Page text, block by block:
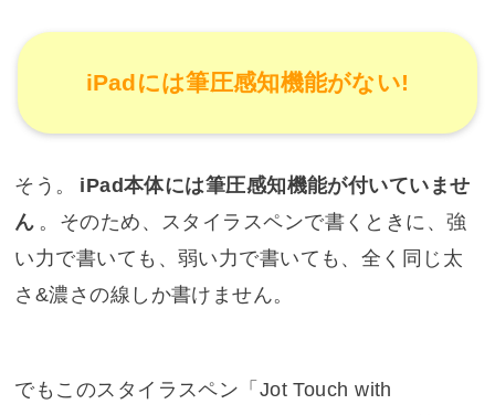
iPadには筆圧感知機能がない!
そう。
iPad本体には筆圧感知機能が付いていませ
ん 。そのため、スタイラスペンで書くときに、強
い力で書いても、弱い力で書いても、全く同じ太
さ&濃さの線しか書けません。
でもこのスタイラスペン「Jot Touch with